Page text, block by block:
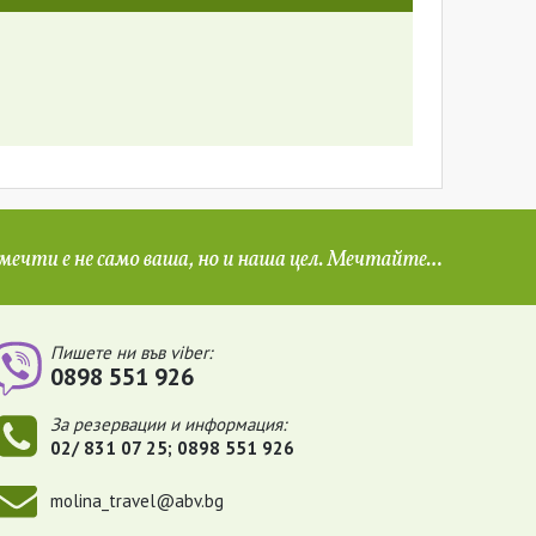
Пишете ни във viber:
0898 551 926
За резервации и информация:
02/ 831 07 25; 0898 551 926
molina_travel@abv.bg